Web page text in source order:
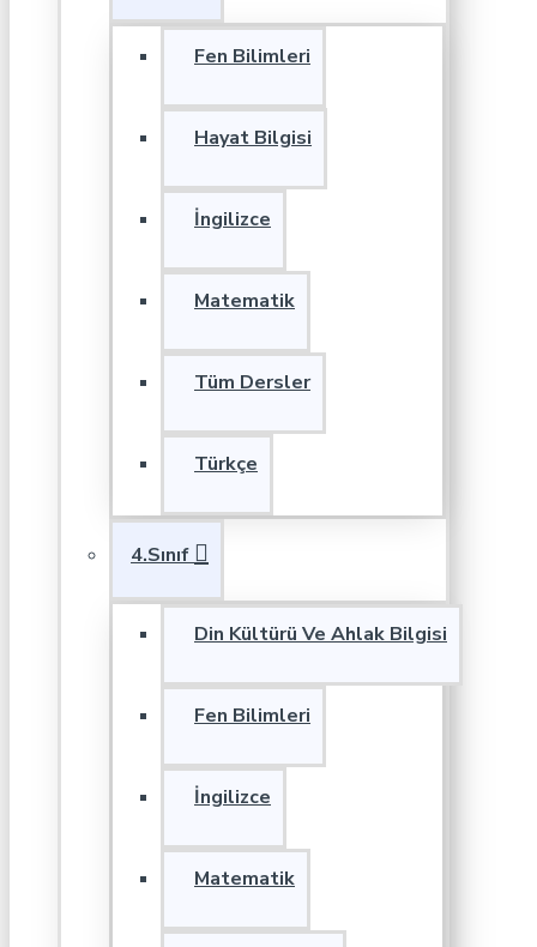
Fen Bilimleri
Hayat Bilgisi
İngilizce
Matematik
Tüm Dersler
Türkçe
4.Sınıf
Din Kültürü Ve Ahlak Bilgisi
Fen Bilimleri
İngilizce
Matematik